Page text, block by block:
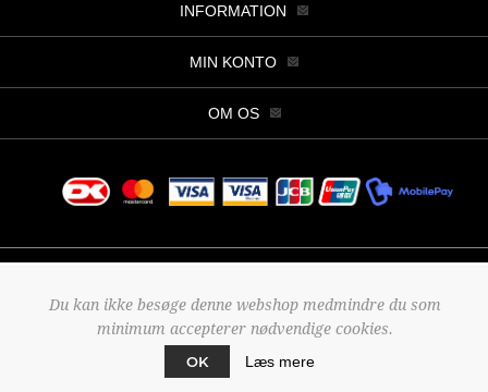
INFORMATION
MIN KONTO
OM OS
Powered by nopCommerce
Designed by 2Bdesign
Du kan ikke besøge denne webshop medmindre du som
minimum accepterer nødvendige cookies.
OK
Læs mere